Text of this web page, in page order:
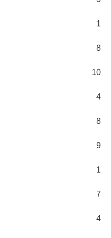
1
8
10
4
8
9
1
7
4